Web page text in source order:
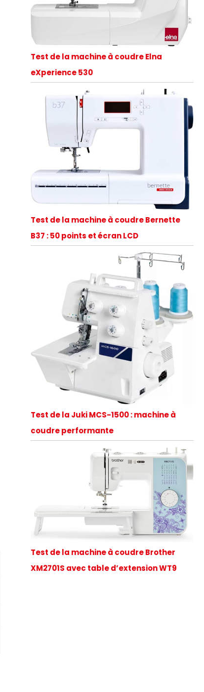
Test de la machine à coudre Elna
eXperience 530
Test de la machine à coudre Bernette
B37 : 50 points et écran LCD
Test de la Juki MCS-1500 : machine à
coudre performante
Test de la machine à coudre Brother
XM2701S avec table d’extension WT9